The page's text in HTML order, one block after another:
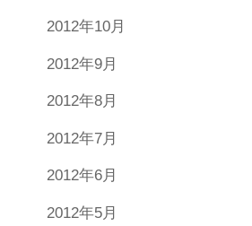
2012年10月
2012年9月
2012年8月
2012年7月
2012年6月
2012年5月